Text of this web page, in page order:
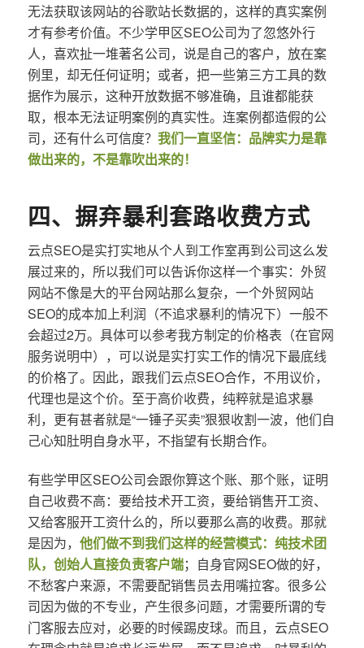
无法获取该网站的谷歌站长数据的，这样的真实案例
才有参考价值。不少学甲区SEO公司为了忽悠外行
人，喜欢扯一堆著名公司，说是自己的客户，放在案
例里，却无任何证明；或者，把一些第三方工具的数
据作为展示，这种开放数据不够准确，且谁都能获
取，根本无法证明案例的真实性。连案例都造假的公
司，还有什么可信度？ 我们一直坚信：品牌实力是靠
做出来的，不是靠吹出来的！
四、摒弃暴利套路收费方式
云点SEO是实打实地从个人到工作室再到公司这么发
展过来的，所以我们可以告诉你这样一个事实：外贸
网站不像是大的平台网站那么复杂，一个外贸网站
SEO的成本加上利润（不追求暴利的情况下）一般不
会超过2万。具体可以参考我方制定的价格表（在官网
服务说明中），可以说是实打实工作的情况下最底线
的价格了。因此，跟我们云点SEO合作，不用议价，
代理也是这个价。至于高价收费，纯粹就是追求暴
利，更有甚者就是“一锤子买卖”狠狠收割一波，他们自
己心知肚明自身水平，不指望有长期合作。
有些学甲区SEO公司会跟你算这个账、那个账，证明
自己收费不高：要给技术开工资，要给销售开工资、
又给客服开工资什么的，所以要那么高的收费。那就
是因为， 他们做不到我们这样的经营模式：纯技术团
队，创始人直接负责客户端；自身官网SEO做的好，
不愁客户来源，不需要配销售员去用嘴拉客。很多公
司因为做的不专业，产生很多问题，才需要所谓的专
门客服去应对，必要的时候踢皮球。而且，云点SEO